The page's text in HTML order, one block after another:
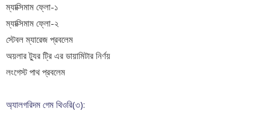
ম্যাক্সিমাম ফ্লো-১
ম্যাক্সিমাম ফ্লো-২
স্টেবল ম্যারেজ প্রবলেম
অয়লার ট্যুর ট্রি এর ডায়ামিটার নির্ণয়
লংগেস্ট পাথ প্রবলেম
অ্যালগরিদম গেম থিওরি(৩):